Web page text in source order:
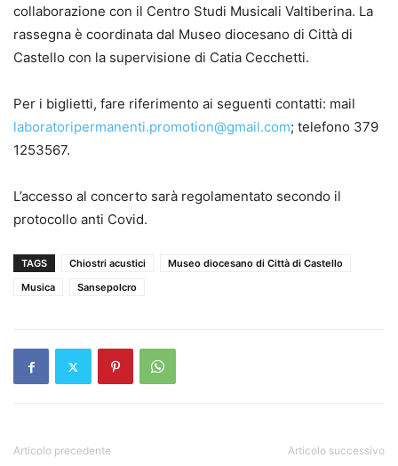
collaborazione con il Centro Studi Musicali Valtiberina. La
rassegna è coordinata dal Museo diocesano di Città di
Castello con la supervisione di Catia Cecchetti.
Per i biglietti, fare riferimento ai seguenti contatti: mail
laboratoripermanenti.promotion@gmail.com; telefono 379
1253567.
L’accesso al concerto sarà regolamentato secondo il
protocollo anti Covid.
TAGS Chiostri acustici
Museo diocesano di Città di Castello
Musica
Sansepolcro
Articolo precedente Articolo successivo